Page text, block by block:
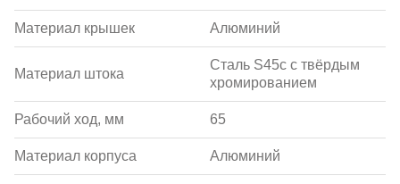
Материал крышек Алюминий
Материал штока
Сталь S45c с твёрдым
хромированием
Рабочий ход, мм 65
Материал корпуса Алюминий